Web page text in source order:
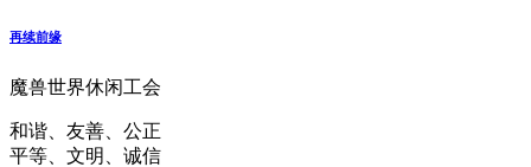
再续前缘
魔兽世界休闲工会
和谐、友善、公正
平等、文明、诚信